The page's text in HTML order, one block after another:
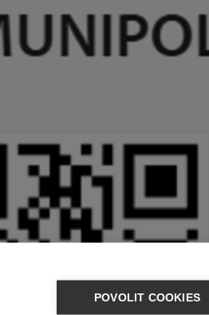
POVOLIT COOKIES